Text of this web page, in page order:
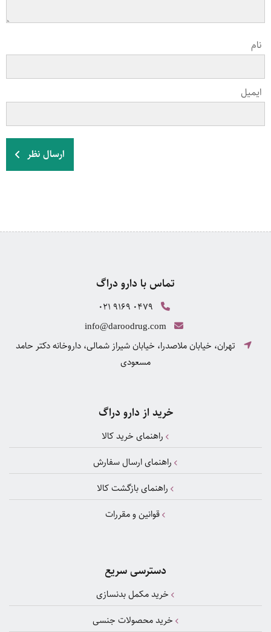
نام
ایمیل
ارسال نظر
تماس با دارو دراگ
021 9169 0479
info@daroodrug.com
تهران، خیابان ملاصدرا، خیابان شیراز شمالی، داروخانه دکتر حامد
مسعودی
خرید از دارو دراگ
راهنمای خرید کالا
راهنمای ارسال سفارش
راهنمای بازگشت کالا
قوانین و مقررات
دسترسی سریع
خرید مکمل بدنسازی
خرید محصولات جنسی